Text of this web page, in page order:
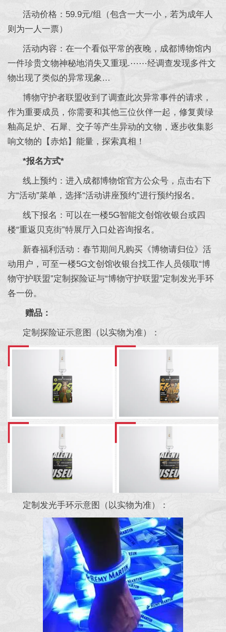
活动价格：59.9元/组（包含一大一小，若为成年人
则为一人一票）
活动内容：在一个看似平常的夜晚，成都博物馆内
一件珍贵文物神秘地消失又重现.⋯⋯经调查发现多件文
物出现了类似的异常现象…
博物守护者联盟收到了调查此次异常事件的请求，
作为重要成员，你需要和其他三位伙伴一起，修复黄绿
釉高足炉、石犀、交子等产生异动的文物，逐步收集影
响文物的【赤焰】能量，探索真相！
*报名方式*
线上预约：进入成都博物馆官方公众号，点击右下
方“活动”菜单，选择“活动讲座预约”进行预约报名。
线下报名：可以在一楼5G智能文创馆收银台或四
楼“重返贝克街”特展厅入口处咨询报名。
新春福利活动：春节期间凡购买《博物请归位》活
动用户，可至一楼5G文创馆收银台找工作人员领取“博
物守护联盟”定制探险证与“博物守护联盟”定制发光手环
各一份。
赠品：
定制探险证示意图（以实物为准）：
定制发光手环示意图（以实物为准）：